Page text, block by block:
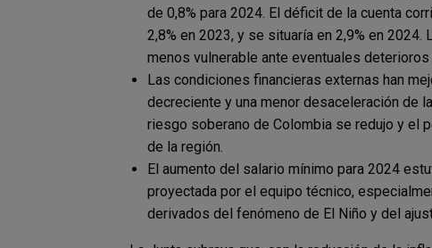
de 0,8% para 2024. El déficit de la cuenta
2,8% en 2023, y se situaría en 2,9% en
menos vulnerable ante eventuales
Las condiciones financieras externas han
decreciente y una menor desaceleración de
riesgo soberano de Colombia se redujo y el
de la región.
El aumento del salario mínimo para 2024
proyectada por el equipo técnico,
derivados del fenómeno de El Niño y del